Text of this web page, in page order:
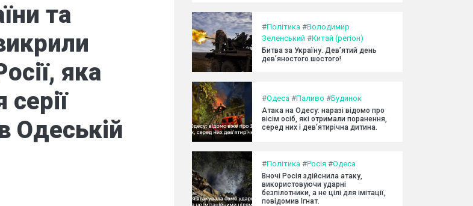
та
яка
Одеській
#Політика #Володимир
Зеленський #Китай (регіон)
Битва за Україну. Дев’ятий день
дев’яностого шостого!
#Одеса #Паливо #Будинок
Атака на Одесу: наразі відомо про
вісім осіб, які отримали поранення,
серед них і дев'ятирічна дитина.
#Політика #Росія #Одеса
Вночі Росія здійснила атаку,
використовуючи ударні
безпілотники, а не цілі для імітації,
повідомив Ігнат.